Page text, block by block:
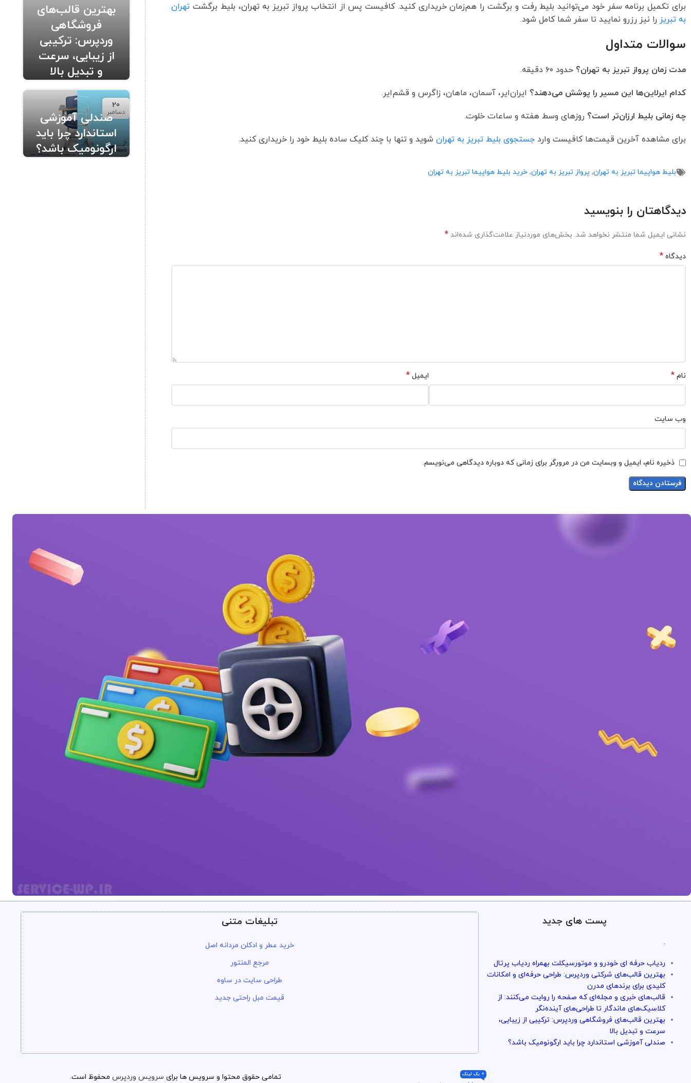
برای تکمیل برنامه سفر خود می‌توانید بلیط رفت و برگشت را هم‌زمان خریداری کنید. کافیست پس از انتخاب پرواز تبریز به تهران، بلیط برگشت تهران
به تبریز را نیز رزرو نمایید تا سفر شما کامل شود.
سوالات متداول
مدت زمان پرواز تبریز به تهران؟ حدود ۶۰ دقیقه.
کدام ایرلاین‌ها این مسیر را پوشش می‌دهند؟ ایران‌ایر، آسمان، ماهان، زاگرس و قشم‌ایر.
چه زمانی بلیط ارزان‌تر است؟ روزهای وسط هفته و ساعات خلوت.
برای مشاهده آخرین قیمت‌ها کافیست وارد جستجوی بلیط تبریز به تهران شوید و تنها با چند کلیک ساده بلیط خود را خریداری کنید.
بلیط هواپیما تبریز به تهران, پرواز تبریز به تهران, خرید بلیط هواپیما تبریز به تهران
دیدگاهتان را بنویسید
نشانی ایمیل شما منتشر نخواهد شد. بخش‌های موردنیاز علامت‌گذاری شده‌اند *
دیدگاه *
نام * ایمیل*
وب‌ سایت
ذخیره نام، ایمیل و وبسایت من در مرورگر برای زمانی که دوباره دیدگاهی می‌نویسم.
بهترین قالب‌های
فروشگاهی
وردپرس: ترکیبی
از زیبایی، سرعت
و تبدیل بالا
20
دسامبرصندلی آموزشی
استاندارد چرا باید
ارگونومیک باشد؟
تو سرویس وردپرس همه چی تضمین بازگشت وجه داره
با خیال راحت میتونی از خدمات و سرویس ها استفاده کنی
پست های جدید
.
ردیاب حرفه ای خودرو و موتورسیکلت بهمراه ردیاب پرتال
بهترین قالب‌های شرکتی وردپرس: طراحی حرفه‌ای و امکانات
کلیدی برای برندهای مدرن
قالب‌های خبری و مجله‌ای که صفحه را روایت می‌کنند: از
کلاسیک‌های ماندگار تا طراحی‌های آینده‌نگر
بهترین قالب‌های فروشگاهی وردپرس: ترکیبی از زیبایی،
سرعت و تبدیل بالا
صندلی آموزشی استاندارد چرا باید ارگونومیک باشد؟
تبلیغات متنی
خرید عطر و ادکلن مردانه اصل
مرجع المنتور
طراحی سایت در ساوه
قیمت مبل راحتی جدید
+ بک لینک تمامی حقوق محتوا و سرویس ها برای سرویس وردپرس محفوظ است.